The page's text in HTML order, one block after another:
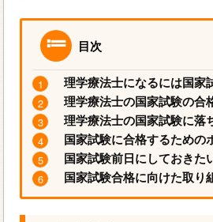
目次
理学療法士になるには国家
理学療法士の国家試験の合
理学療法士の国家試験に落
国家試験に合格するための
国家試験前日にしておきた
国家試験合格に向けた取り